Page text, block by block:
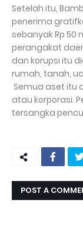
Setelah itu,
penerima
sebanyak Rp 50
perangakat
dan korupsi itu
rumah, tanah,
Semua aset itu
atau korporasi.
tersangka
POST A